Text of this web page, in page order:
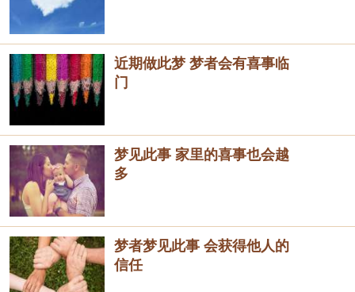
近期做此梦 梦者会有喜事临
门
梦见此事 家里的喜事也会越
多
梦者梦见此事 会获得他人的
信任